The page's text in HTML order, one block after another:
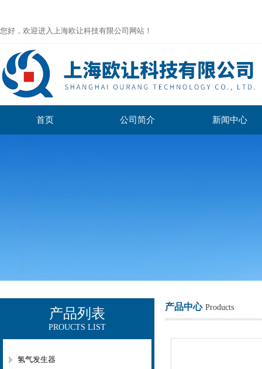
您好，欢迎进入上海欧让科技有限公司网站！
首页 公司简介 新闻中心
产品列表
PROUCTS LIST
氢气发生器
产品中心 Products